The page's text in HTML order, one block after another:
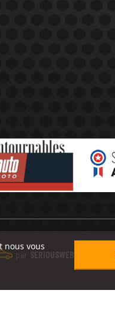
nous vous
par SERIOUSWEB